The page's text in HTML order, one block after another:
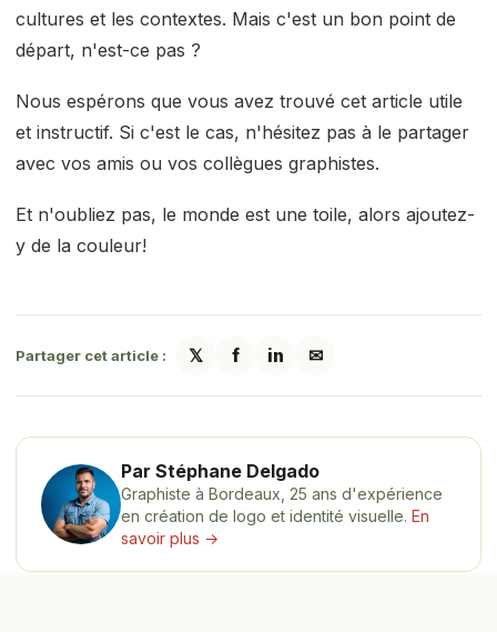
cultures et les contextes. Mais c'est un bon point de
départ, n'est-ce pas ?
Nous espérons que vous avez trouvé cet article utile
et instructif. Si c'est le cas, n'hésitez pas à le partager
avec vos amis ou vos collègues graphistes.
Et n'oubliez pas, le monde est une toile, alors ajoutez-
y de la couleur!
Partager cet article : 𝕏 f in ✉
Par Stéphane Delgado
Graphiste à Bordeaux, 25 ans d'expérience
en création de logo et identité visuelle. En
savoir plus →